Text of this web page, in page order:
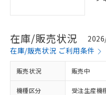
在庫/販売状況
在庫/販売状況 ご利用条件
販売状況 販売中
機種区分 受注生産機